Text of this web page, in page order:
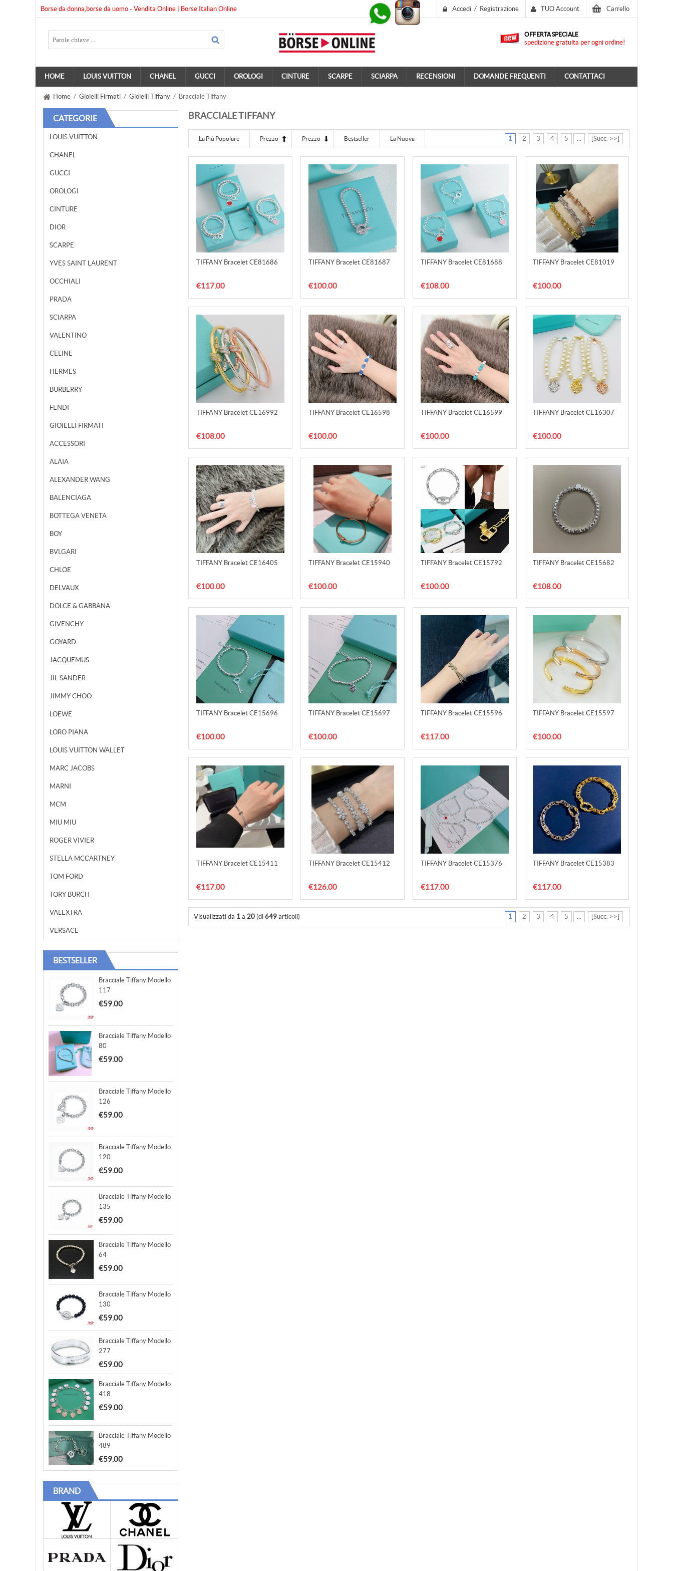
Borse da donna,borse da uomo - Vendita Online | Borse Italian Online Carrello
TUO Account
Accedi / Registrazione
OFFERTA SPECIALE
spedizione gratuita per ogni ordine!
HOME LOUIS VUITTON CHANEL GUCCI OROLOGI CINTURE SCARPE SCIARPA RECENSIONI DOMANDE FREQUENTI CONTATTACI
Home / Gioielli Firmati / Gioielli Tiffany / Bracciale Tiffany
CATEGORIE
LOUIS VUITTON
CHANEL
GUCCI
OROLOGI
CINTURE
DIOR
SCARPE
YVES SAINT LAURENT
OCCHIALI
PRADA
SCIARPA
VALENTINO
CELINE
HERMES
BURBERRY
FENDI
GIOIELLI FIRMATI
ACCESSORI
ALAIA
ALEXANDER WANG
BALENCIAGA
BOTTEGA VENETA
BOY
BVLGARI
CHLOE
DELVAUX
DOLCE & GABBANA
GIVENCHY
GOYARD
JACQUEMUS
JIL SANDER
JIMMY CHOO
LOEWE
LORO PIANA
LOUIS VUITTON WALLET
MARC JACOBS
MARNI
MCM
MIU MIU
ROGER VIVIER
STELLA MCCARTNEY
TOM FORD
TORY BURCH
VALEXTRA
VERSACE
BESTSELLER
Bracciale Tiffany Modello
117
€59.00
Bracciale Tiffany Modello
80
€59.00
Bracciale Tiffany Modello
126
€59.00
Bracciale Tiffany Modello
120
€59.00
Bracciale Tiffany Modello
135
€59.00
Bracciale Tiffany Modello
64
€59.00
Bracciale Tiffany Modello
130
€59.00
Bracciale Tiffany Modello
277
€59.00
Bracciale Tiffany Modello
418
€59.00
Bracciale Tiffany Modello
489
€59.00
BRAND
BRACCIALE TIFFANY
La Più Popolare Prezzo Prezzo Bestseller La Nuova 1 2 3 4 5 ... [Succ. >>]
TIFFANY Bracelet CE81686
€117.00
TIFFANY Bracelet CE81687
€100.00
TIFFANY Bracelet CE81688
€108.00
TIFFANY Bracelet CE81019
€100.00
TIFFANY Bracelet CE16992
€108.00
TIFFANY Bracelet CE16598
€100.00
TIFFANY Bracelet CE16599
€100.00
TIFFANY Bracelet CE16307
€100.00
TIFFANY Bracelet CE16405
€100.00
TIFFANY Bracelet CE15940
€100.00
TIFFANY Bracelet CE15792
€100.00
TIFFANY Bracelet CE15682
€108.00
TIFFANY Bracelet CE15696
€100.00
TIFFANY Bracelet CE15697
€100.00
TIFFANY Bracelet CE15596
€117.00
TIFFANY Bracelet CE15597
€100.00
TIFFANY Bracelet CE15411
€117.00
TIFFANY Bracelet CE15412
€126.00
TIFFANY Bracelet CE15376
€117.00
TIFFANY Bracelet CE15383
€117.00
Visualizzati da 1 a 20 (di 649 articoli) 1 2 3 4 5 ... [Succ. >>]